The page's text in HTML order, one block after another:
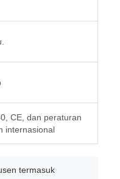
CE, dan peraturan
internasional
termasuk